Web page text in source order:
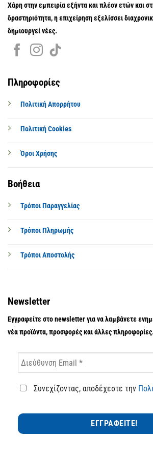
Χάρη στην εμπειρία εξήντα και πλέον ετών και
δραστηριότητα, η επιχείρηση εξελίσσει
δημιουργεί νέες.
Πληροφορίες
Πολιτική Απορρήτου
Πολιτική Cookies
Όροι Χρήσης
Βοήθεια
Τρόποι Παραγγελίας
Τρόποι Πληρωμής
Τρόποι Αποστολής
Newsletter
Εγγραφείτε στο newsletter για να λαμβάνετε
νέα προϊόντα, προσφορές και άλλες πληροφορίες.
Συνεχίζοντας, αποδέχεστε την